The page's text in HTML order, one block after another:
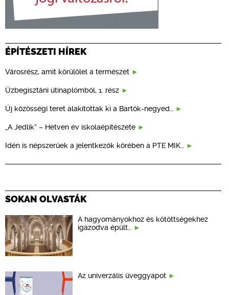
ÉPÍTÉSZETI HÍREK
Városrész, amit körülölel a természet
Üzbegisztáni útinaplómból, 1. rész
Új közösségi teret alakítottak ki a Bartók-negyed…
„A Jedlik” – Hetven év iskolaépítészete
Idén is népszerűek a jelentkezők körében a PTE MIK…
SOKAN OLVASTÁK
A hagyományokhoz és kötöttségekhez
igazodva épült…
Az univerzális üveggyapot